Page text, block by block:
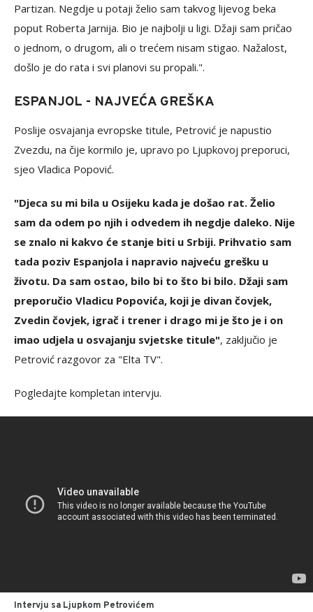
Partizan. Negdje u potaji želio sam takvog lijevog beka
poput Roberta Jarnija. Bio je najbolji u ligi. Džaji sam pričao
o jednom, o drugom, ali o trećem nisam stigao. Nažalost,
došlo je do rata i svi planovi su propali.".
ESPANJOL - NAJVEĆA GREŠKA
Poslije osvajanja evropske titule, Petrović je napustio
Zvezdu, na čije kormilo je, upravo po Ljupkovoj preporuci,
sjeo Vladica Popović.
"Djeca su mi bila u Osijeku kada je došao rat. Želio
sam da odem po njih i odvedem ih negdje daleko. Nije
se znalo ni kakvo će stanje biti u Srbiji. Prihvatio sam
tada poziv Espanjola i napravio najveću grešku u
životu. Da sam ostao, bilo bi to što bi bilo. Džaji sam
preporučio Vladicu Popovića, koji je divan čovjek,
Zvedin čovjek, igrač i trener i drago mi je što je i on
imao udjela u osvajanju svjetske titule", zaključio je
Petrović razgovor za "Elta TV".
Pogledajte kompletan intervju.
Intervju sa Ljupkom Petrovićem